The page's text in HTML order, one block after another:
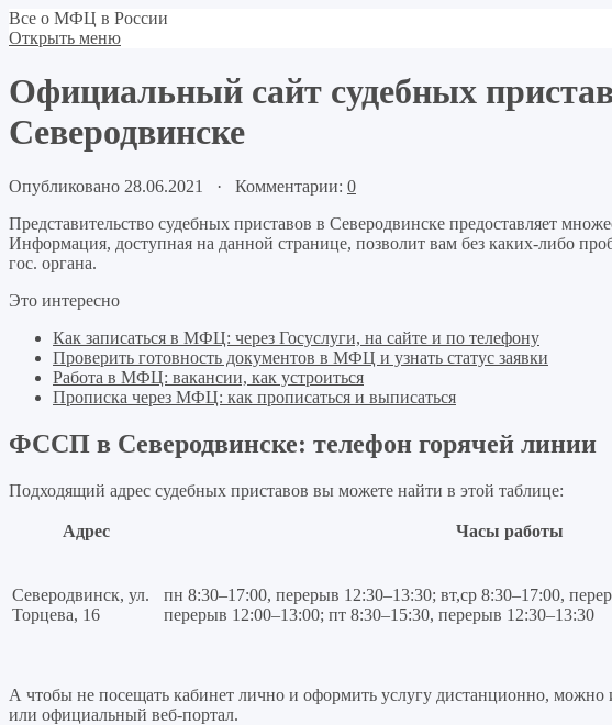
Все о МФЦ в России
Открыть меню
Официальный сайт судебных
Северодвинске
Опубликовано 28.06.2021 · Комментарии: 0
Представительство судебных приставов в Северодвинске предоставляет
Информация, доступная на данной странице, позволит вам без каких-либо
гос. органа.
Это интересно
Как записаться в МФЦ: через Госуслуги, на сайте и по телефону
Проверить готовность документов в МФЦ и узнать статус заявки
Работа в МФЦ: вакансии, как устроиться
Прописка через МФЦ: как прописаться и выписаться
ФССП в Северодвинске: телефон горячей линии
Подходящий адрес судебных приставов вы можете найти в этой таблице:
Адрес Часы работы
Северодвинск, ул.
Торцева, 16
пн 8:30–17:00, перерыв 12:30–13:30; вт,ср 8:30–17:00,
перерыв 12:00–13:00; пт 8:30–15:30, перерыв 12:30–13:30
А чтобы не посещать кабинет лично и оформить услугу дистанционно, можно
или официальный веб-портал.